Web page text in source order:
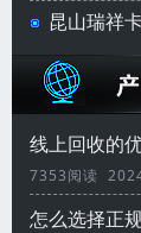
昆山瑞祥
线上回收的
7353阅读
怎么选择正